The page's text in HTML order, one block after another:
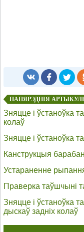
ПАПЯРЭДНІЯ
Зняцце і ўстаноўка
колаў
Зняцце і ўстаноўка
Канструкцыя
Устараненне
Праверка таўшчыні
Зняцце і ўстаноўка
дыскаў задніх колаў